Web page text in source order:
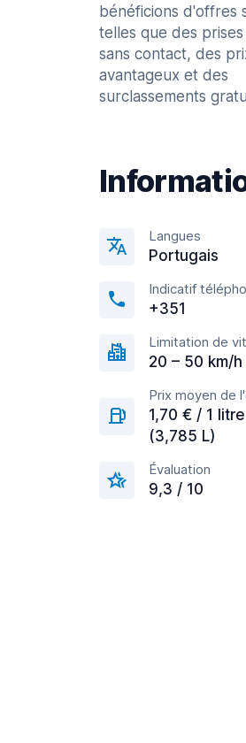
bénéficions d'offres
telles que des
sans contact, des
avantageux et des
surclassements
Langues
Portugais
Indicatif
+351
Limitation de
20 – 50 km/h
Prix moyen de
1,70 € / 1
(3,785 L)
Évaluation
9,3 / 10